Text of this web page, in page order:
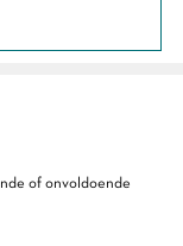
of onvoldoende